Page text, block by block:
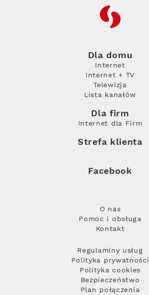
RFC
Dla domu
Internet
Internet + TV
Telewizja
Lista kanałów
Dla firm
Internet dla Firm
Strefa klienta
Facebook
O nas
Pomoc i obsługa
Kontakt
Regulaminy usług
Polityka prywatności
Polityka cookies
Bezpieczeństwo
Plan połączenia